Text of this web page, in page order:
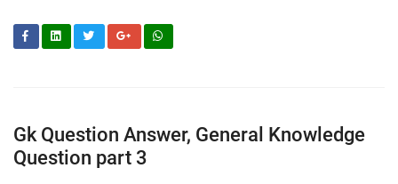
Gk Question Answer, General Knowledge
Question part 3